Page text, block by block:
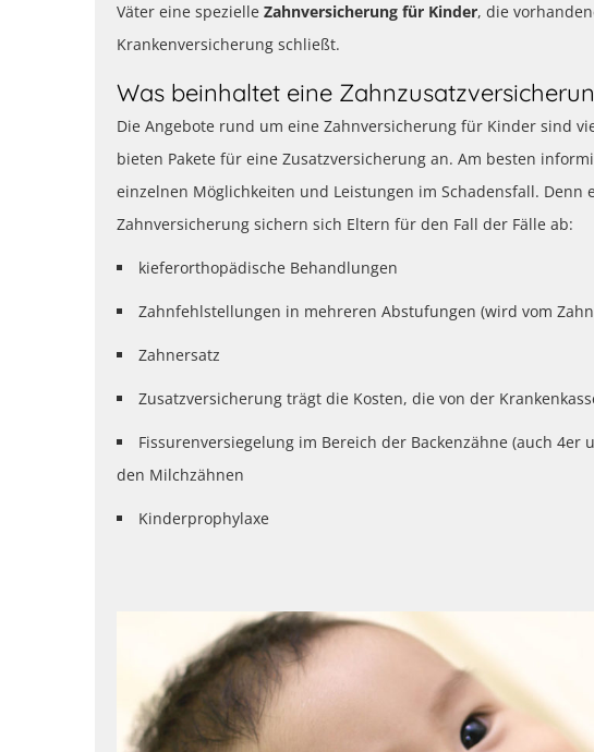
Väter eine spezielle Zahnversicherung für Kinder, die
Krankenversicherung schließt.
Was beinhaltet eine
Die Angebote rund um eine Zahnversicherung für Kinder sind
bieten Pakete für eine Zusatzversicherung an. Am besten
einzelnen Möglichkeiten und Leistungen im Schadensfall.
Zahnversicherung sichern sich Eltern für den Fall der Fälle ab:
kieferorthopädische Behandlungen
Zahnfehlstellungen in mehreren Abstufungen (wird vom
Zahnersatz
Zusatzversicherung trägt die Kosten, die von der
Fissurenversiegelung im Bereich der Backenzähne (auch
den Milchzähnen
Kinderprophylaxe